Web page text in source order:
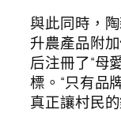
與此同時，
升農產品附
后注冊了“母
標。“只有品
真正讓村民